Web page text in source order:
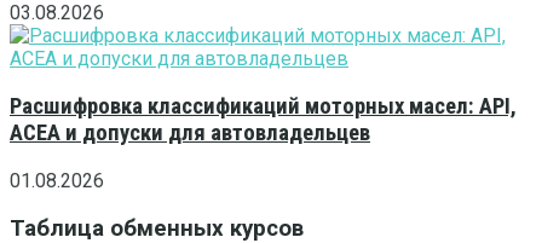
03.08.2026
Расшифровка классификаций моторных масел: API,
ACEA и допуски для автовладельцев
01.08.2026
Таблица обменных курсов